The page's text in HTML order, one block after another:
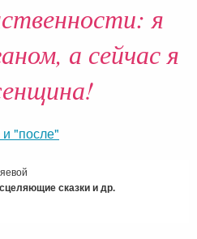
я
а сейчас я
"после"
сказки и др.